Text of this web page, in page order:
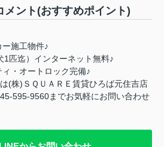
メント(おすすめポイント)
施工物件♪
1匹迄）インターネット無料♪
・オートロック完備♪
(株)ＳＱＵＡＲＥ賃貸ひろば元住吉店
595-9560までお気軽にお問い合わせ